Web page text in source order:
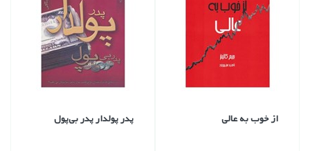
از خوب به عالي پدر پولدار پدر بي‌پول